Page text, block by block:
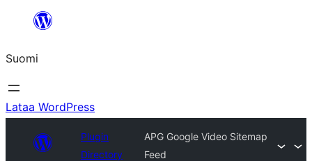
Suomi
Lataa WordPress
Plugin
Directory
APG Google Video Sitemap
Feed